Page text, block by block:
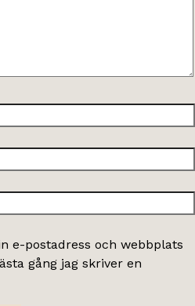
e-postadress och webbplats
gång jag skriver en